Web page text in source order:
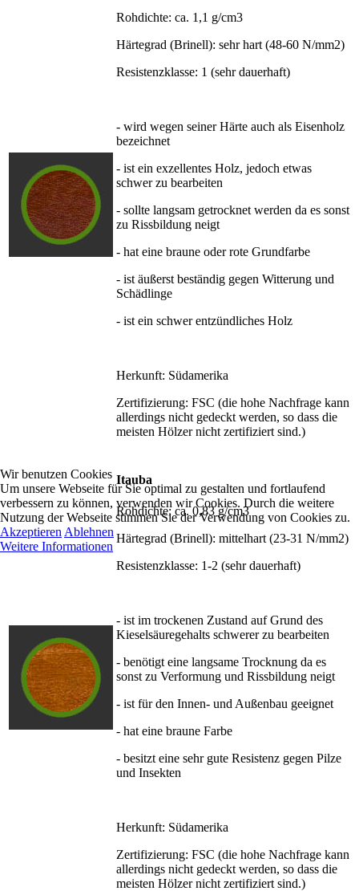
Rohdichte: ca. 1,1 g/cm3
Härtegrad (Brinell): sehr hart (48-60 N/mm2)
Resistenzklasse: 1 (sehr dauerhaft)
- wird wegen seiner Härte auch als Eisenholz
bezeichnet
- ist ein exzellentes Holz, jedoch etwas
schwer zu bearbeiten
- sollte langsam getrocknet werden da es sonst
zu Rissbildung neigt
- hat eine braune oder rote Grundfarbe
- ist äußerst beständig gegen Witterung und
Schädlinge
- ist ein schwer entzündliches Holz
Herkunft: Südamerika
Zertifizierung: FSC (die hohe Nachfrage kann
allerdings nicht gedeckt werden, so dass die
meisten Hölzer nicht zertifiziert sind.)
Itauba
Rohdichte: ca. 0,83 g/cm3
Härtegrad (Brinell): mittelhart (23-31 N/mm2)
Resistenzklasse: 1-2 (sehr dauerhaft)
- ist im trockenen Zustand auf Grund des
Kieselsäuregehalts schwerer zu bearbeiten
- benötigt eine langsame Trocknung da es
sonst zu Verformung und Rissbildung neigt
- ist für den Innen- und Außenbau geeignet
- hat eine braune Farbe
- besitzt eine sehr gute Resistenz gegen Pilze
und Insekten
Herkunft: Südamerika
Zertifizierung: FSC (die hohe Nachfrage kann
allerdings nicht gedeckt werden, so dass die
meisten Hölzer nicht zertifiziert sind.)
Wir benutzen Cookies
Um unsere Webseite für Sie optimal zu gestalten und fortlaufend
verbessern zu können, verwenden wir Cookies. Durch die weitere
Nutzung der Webseite stimmen Sie der Verwendung von Cookies zu.
Akzeptieren Ablehnen
Weitere Informationen